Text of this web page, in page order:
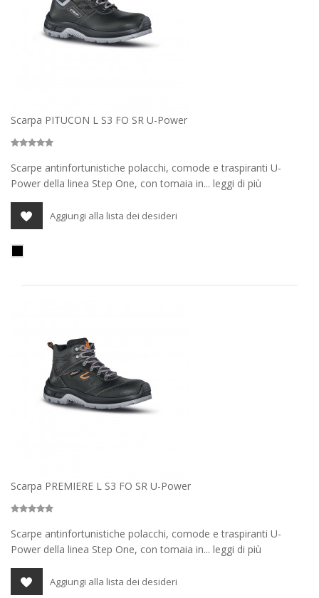
Scarpa PITUCON L S3 FO SR U-Power
Scarpe antinfortunistiche polacchi, comode e traspiranti U-
Power della linea Step One, con tomaia in... leggi di più
Aggiungi alla lista dei desideri
Scarpa PREMIERE L S3 FO SR U-Power
Scarpe antinfortunistiche polacchi, comode e traspiranti U-
Power della linea Step One, con tomaia in... leggi di più
Aggiungi alla lista dei desideri